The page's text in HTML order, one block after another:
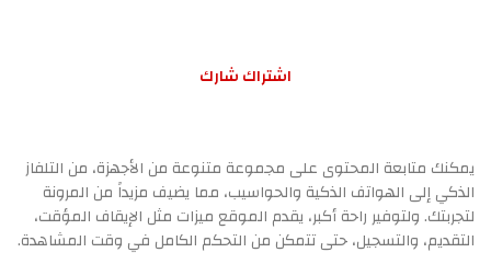
اشتراك شارك
يمكنك متابعة المحتوى على مجموعة متنوعة من الأجهزة، من التلفاز
الذكي إلى الهواتف الذكية والحواسيب، مما يضيف مزيداً من المرونة
لتجربتك. ولتوفير راحة أكبر، يقدم الموقع ميزات مثل الإيقاف المؤقت،
التقديم، والتسجيل، حتى تتمكن من التحكم الكامل في وقت المشاهدة.